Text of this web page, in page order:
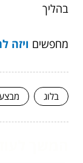
בהליך
מחפשים ויזה
בלוג